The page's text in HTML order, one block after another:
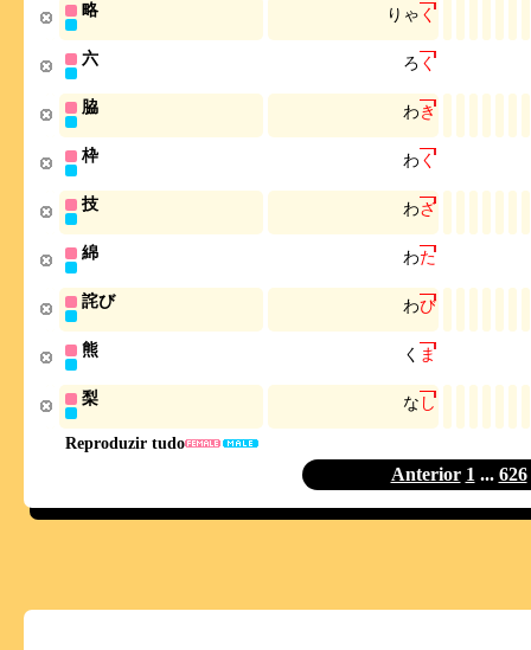
Reproduzir tudo
略 り ゃ く
六 ろ く
脇 わき
枠 わ く
技 わざ
綿 わた
詫び わび
熊 く ま
梨 な し
Anterior 1 ... 626